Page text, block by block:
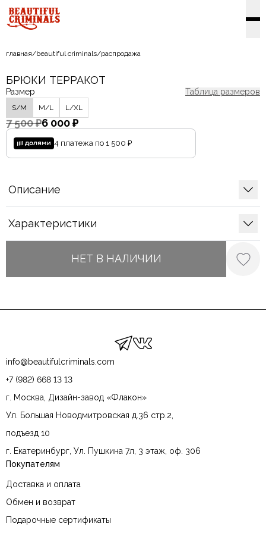
главная/beautiful criminals/распродажа
БРЮКИ ТЕРРАКОТ
Размер Таблица размеров
S/M M/L L/XL
7 500 ₽6 000 ₽
4 платежа по 1 500 ₽
Описание
Характеристики
НЕТ В НАЛИЧИИ
info@beautifulcriminals.com
+7 (982) 668 13 13
г. Москва, Дизайн-завод «Флакон»
Ул. Большая Новодмитровская д.36 стр.2,
подъезд 10
г. Екатеринбург, Ул. Пушкина 7л, 3 этаж, оф. 306
Покупателям
Доставка и оплата
Обмен и возврат
Подарочные сертификаты